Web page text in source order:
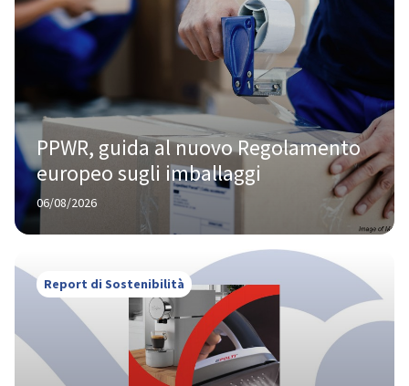
PPWR, guida al nuovo Regolamento
europeo sugli imballaggi
06/08/2026
Report di Sostenibilità